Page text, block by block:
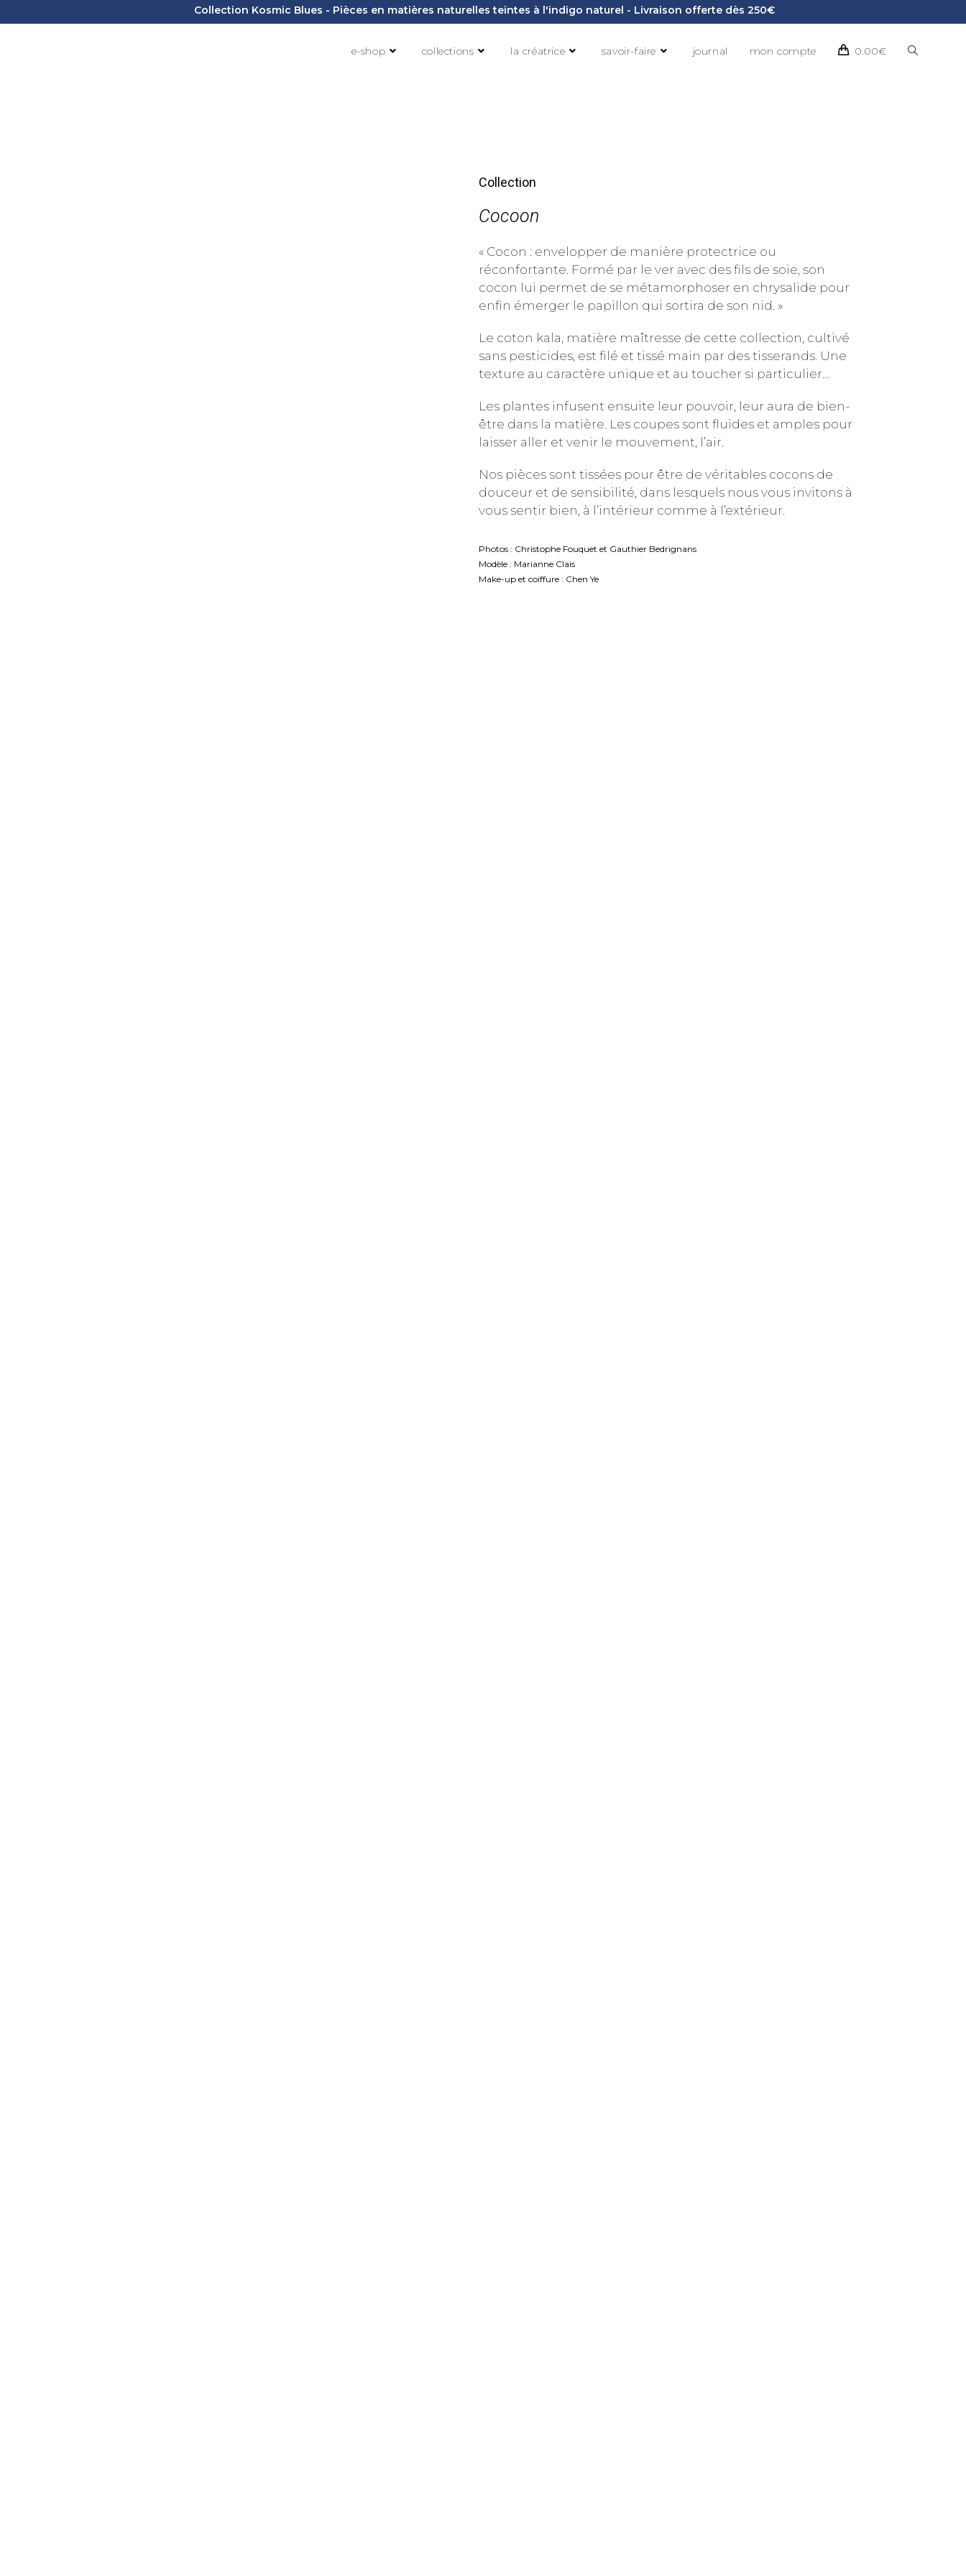
Collection Kosmic Blues - Pièces en matières naturelles teintes à l'indigo naturel - Livraison offerte dès 250€
e-shop collections la créatrice savoir-faire journal mon compte 0.00€
Collection
Cocoon
« Cocon : envelopper de manière protectrice ou
réconfortante. Formé par le ver avec des fils de soie, son
cocon lui permet de se métamorphoser en chrysalide pour
enfin émerger le papillon qui sortira de son nid. »
Le coton kala, matière maîtresse de cette collection, cultivé
sans pesticides, est filé et tissé main par des tisserands. Une
texture au caractère unique et au toucher si particulier…
Les plantes infusent ensuite leur pouvoir, leur aura de bien-
être dans la matière. Les coupes sont fluides et amples pour
laisser aller et venir le mouvement, l’air.
Nos pièces sont tissées pour être de véritables cocons de
douceur et de sensibilité, dans lesquels nous vous invitons à
vous sentir bien, à l’intérieur comme à l’extérieur.
Photos : Christophe Fouquet et Gauthier Bedrignans
Modèle : Marianne Clais
Make-up et coiffure : Chen Ye